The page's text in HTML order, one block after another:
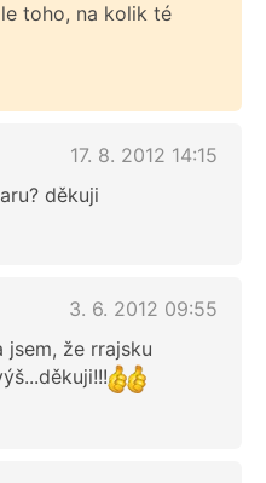
toho, na kolik té
17. 8. 2012 14:15
děkuji
3. 6. 2012 09:55
jsem, že rrajsku